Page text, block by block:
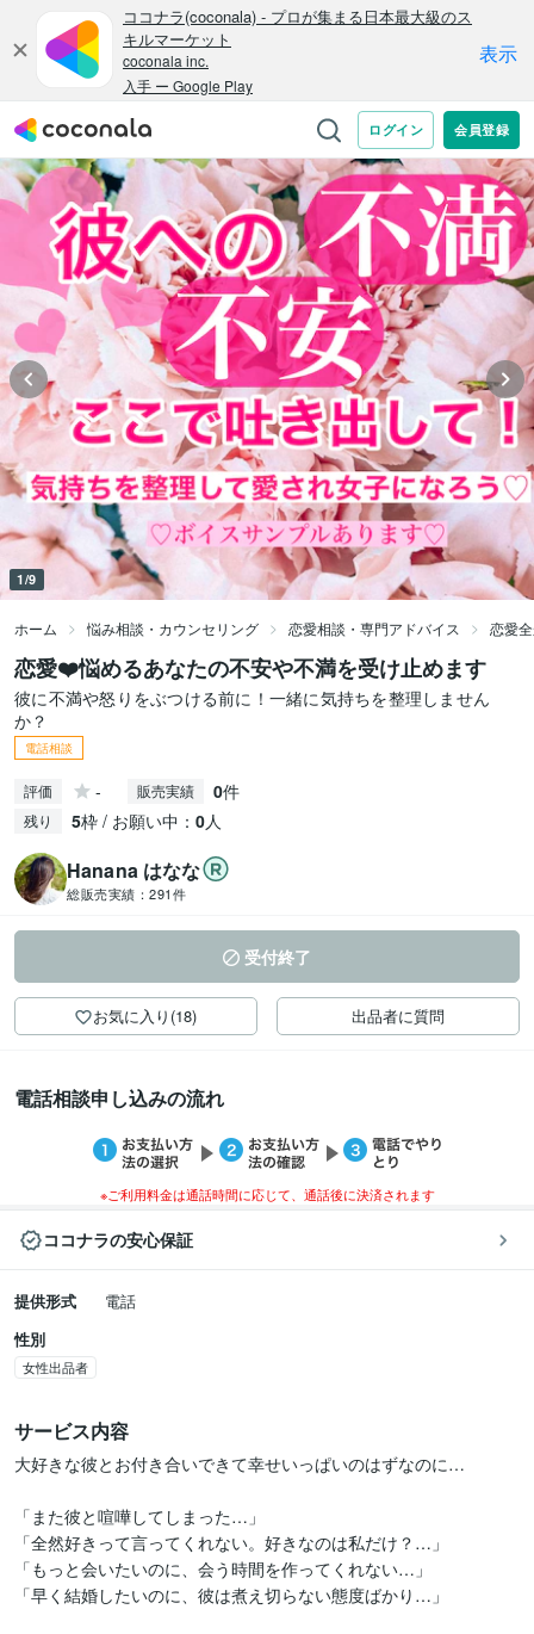
1/9
ホーム 悩み相談・カウンセリング 恋愛相談・専門アドバイス 恋愛
恋愛❤️悩めるあなたの不安や不満を受け止めます
彼に不満や怒りをぶつける前に！一緒に気持ちを整理しません
か？
電話相談
評価 - 販売実績 0件
残り 5枠 / お願い中： 0人
Hanana はなな
総販売実績： 291件
受付終了
お気に入り(18) 出品者に質問
電話相談申し込みの流れ
※ご利用料金は通話時間に応じて、通話後に決済されます
ココナラの安心保証
提供形式
電話
性別
女性出品者
サービス内容
大好きな彼とお付き合いできて幸せいっぱいのはずなのに…
「また彼と喧嘩してしまった…」
「全然好きって言ってくれない。好きなのは私だけ？…」
「もっと会いたいのに、会う時間を作ってくれない…」
「早く結婚したいのに、彼は煮え切らない態度ばかり…」